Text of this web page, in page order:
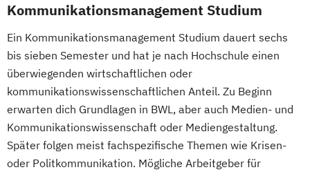
Kommunikationsmanagement Studium
Ein Kommunikationsmanagement Studium dauert sechs
bis sieben Semester und hat je nach Hochschule einen
überwiegenden wirtschaftlichen oder
kommunikationswissenschaftlichen Anteil. Zu Beginn
erwarten dich Grundlagen in BWL, aber auch Medien- und
Kommunikationswissenschaft oder Mediengestaltung.
Später folgen meist fachspezifische Themen wie Krisen-
oder Politkommunikation. Mögliche Arbeitgeber für